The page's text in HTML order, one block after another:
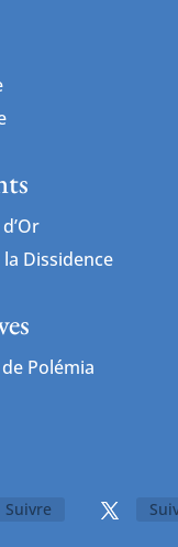
Dissidence
Polémia
Suivre